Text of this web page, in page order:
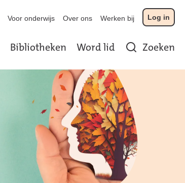
Bibliotheken Word lid Zoeken
Voor onderwijs Over ons Werken bij Log in